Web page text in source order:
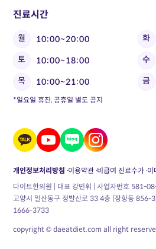
진료시간
월 10:00~20:00 화
토
10:00~18:00 수
목
10:00~21:00 금
*일요일 휴진, 공휴일 별도 공지
개인정보처리방침 이용약관 비급여 진료수가 이
다이트한의원 | 대표 강민휘 | 사업자번호 581-
고양시 일산동구 정발산로 33 4층 (장항동 856-
1666-3733
copyright © daeatdiet.com all right